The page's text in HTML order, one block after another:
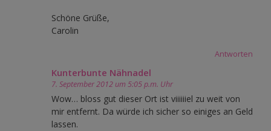
Schöne Grüße,
Carolin
Antworten
Kunterbunte Nähnadel
7. September 2012 um 5:05 p.m. Uhr
Wow… bloss gut dieser Ort ist viiiiiiel zu weit von
mir entfernt. Da würde ich sicher so einiges an Geld
lassen.